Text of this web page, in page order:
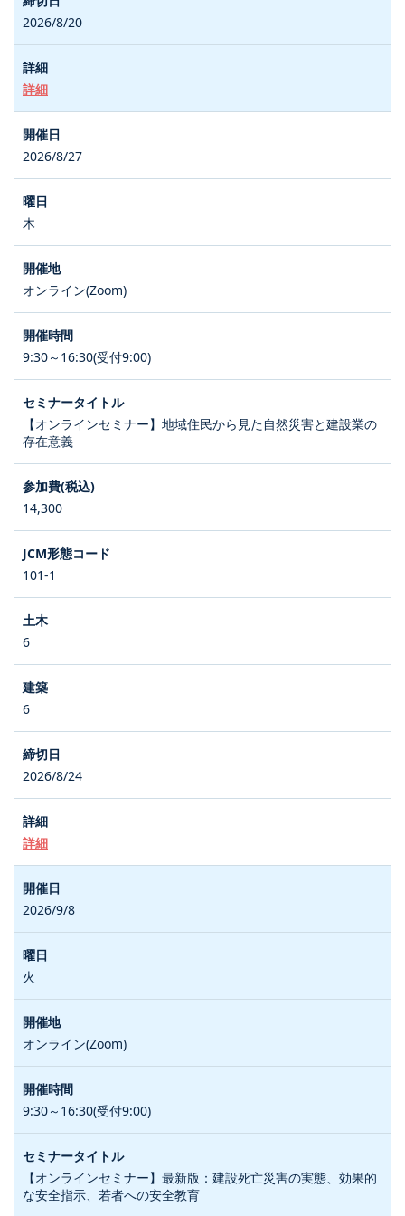
2026/8/20
詳細
2026/8/27
木
オンライン(Zoom)
9:30～16:30(受付9:00)
【オンラインセミナー】地域住民から見た自然災害と建設業の
存在意義
14,300
101-1
6
6
2026/8/24
詳細
2026/9/8
火
オンライン(Zoom)
9:30～16:30(受付9:00)
【オンラインセミナー】最新版：建設死亡災害の実態、効果的
な安全指示、若者への安全教育